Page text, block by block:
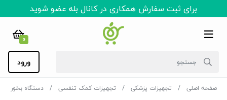
برای ثبت سفارش همکاری در کانال بله عضو شوید
0
ورود
صفحه اصلی تجهیزات پزشکی تجهیزات کمک تنفسی دستگاه بخور